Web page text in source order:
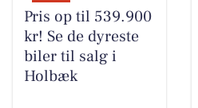
Pris op til 539.900
kr! Se de dyreste
biler til salg i
Holbæk